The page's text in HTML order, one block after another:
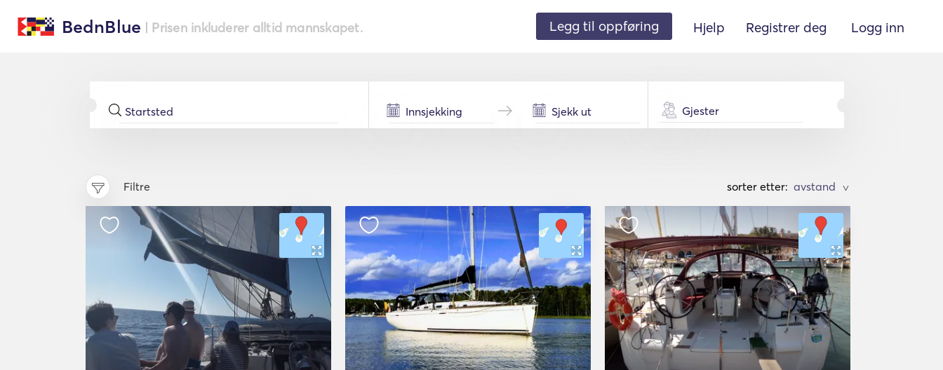
BednBlue | Prisen inkluderer alltid mannskapet. Legg til oppføring Hjelp Registrer deg Logg inn
Gjester
Filtre sorter etter: >